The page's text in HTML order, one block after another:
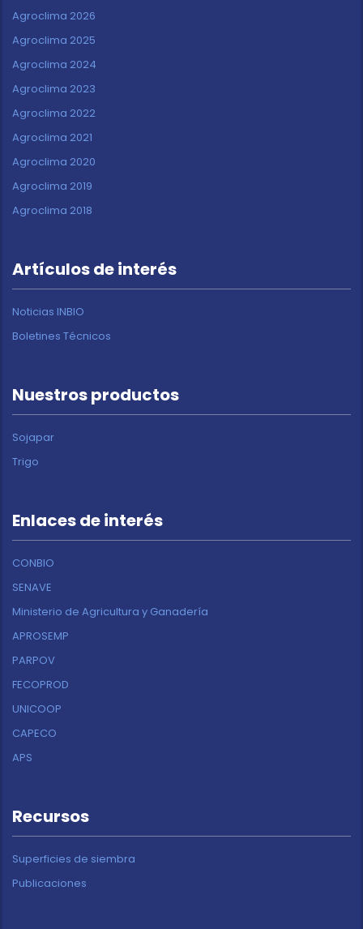
Agroclima 2026
Agroclima 2025
Agroclima 2024
Agroclima 2023
Agroclima 2022
Agroclima 2021
Agroclima 2020
Agroclima 2019
Agroclima 2018
Artículos de interés
Noticias INBIO
Boletines Técnicos
Nuestros productos
Sojapar
Trigo
Enlaces de interés
CONBIO
SENAVE
Ministerio de Agricultura y Ganadería
APROSEMP
PARPOV
FECOPROD
UNICOOP
CAPECO
APS
Recursos
Superficies de siembra
Publicaciones